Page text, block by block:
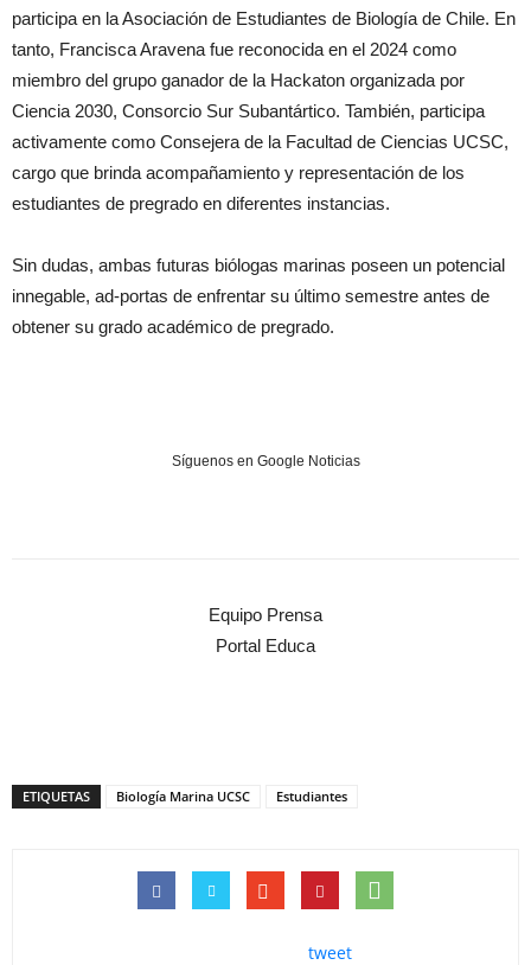
participa en la Asociación de Estudiantes de Biología de Chile. En
tanto, Francisca Aravena fue reconocida en el 2024 como
miembro del grupo ganador de la Hackaton organizada por
Ciencia 2030, Consorcio Sur Subantártico. También, participa
activamente como Consejera de la Facultad de Ciencias UCSC,
cargo que brinda acompañamiento y representación de los
estudiantes de pregrado en diferentes instancias.
Sin dudas, ambas futuras biólogas marinas poseen un potencial
innegable, ad-portas de enfrentar su último semestre antes de
obtener su grado académico de pregrado.
Síguenos en Google Noticias
Equipo Prensa
Portal Educa
ETIQUETAS Biología Marina UCSC Estudiantes
tweet